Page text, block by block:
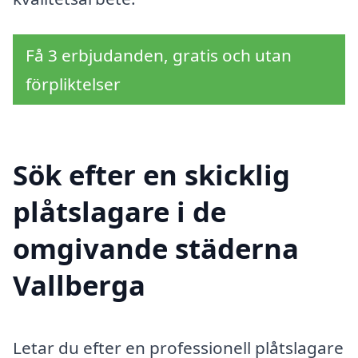
Få 3 erbjudanden, gratis och utan
förpliktelser
Sök efter en skicklig
plåtslagare i de
omgivande städerna
Vallberga
Letar du efter en professionell plåtslagare